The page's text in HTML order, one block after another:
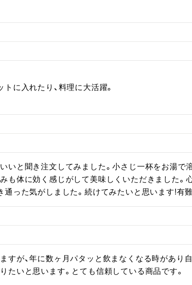
に入れたり、料理に大活躍。
いと聞き注文してみました。小さじ一杯をお湯で
も体に効く感じがして美味しくいただきました
通った気がしました。続けてみたいと思います!有
すが、年に数ヶ月パタッと飲まなくなる時があり
たいと思います。とても信頼している商品です。